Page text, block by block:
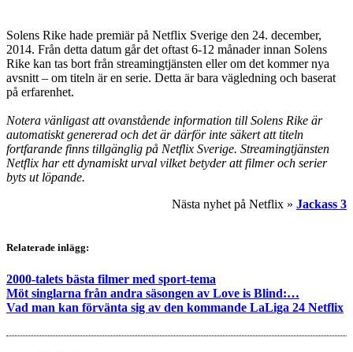
Solens Rike hade premiär på Netflix Sverige den 24. december,
2014. Från detta datum går det oftast 6-12 månader innan Solens
Rike kan tas bort från streamingtjänsten eller om det kommer nya
avsnitt – om titeln är en serie. Detta är bara vägledning och baserat
på erfarenhet.
Notera vänligast att ovanstående information till Solens Rike är
automatiskt genererad och det är därför inte säkert att titeln
fortfarande finns tillgänglig på Netflix Sverige. Streamingtjänsten
Netflix har ett dynamiskt urval vilket betyder att filmer och serier
byts ut löpande.
Nästa nyhet på Netflix » Jackass 3
Relaterade inlägg:
2000-talets bästa filmer med sport-tema
Möt singlarna från andra säsongen av Love is Blind:…
Vad man kan förvänta sig av den kommande LaLiga 24 Netflix